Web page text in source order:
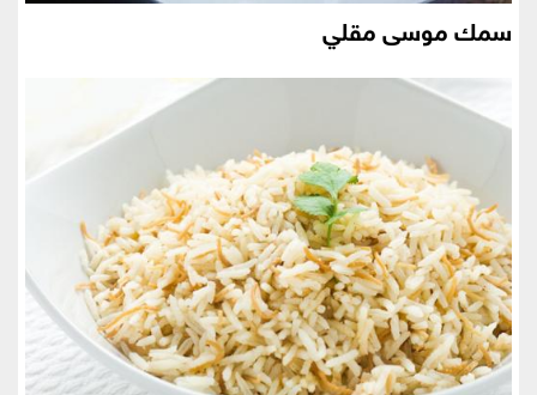
سمك موسى مقلي